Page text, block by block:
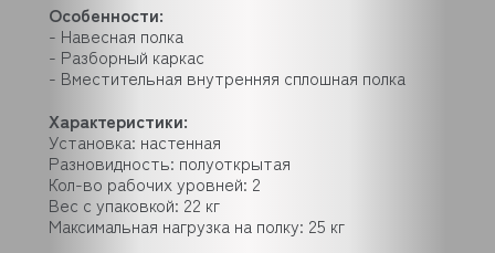
Особенности:
- Навесная полка
- Разборный каркас
- Вместительная внутренняя сплошная полка
Характеристики:
Установка: настенная
Разновидность: полуоткрытая
Кол-во рабочих уровней: 2
Вес с упаковкой: 22 кг
Максимальная нагрузка на полку: 25 кг